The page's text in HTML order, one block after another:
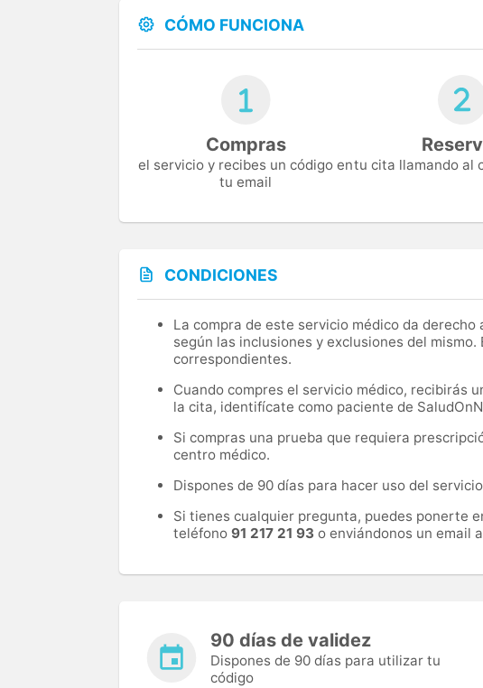
CÓMO FUNCIONA
Compras
el servicio y recibes un código en
tu email
tu cita llamando al
CONDICIONES
La compra de este servicio médico da
según las inclusiones y exclusiones del
correspondientes.
Cuando compres el servicio médico, recibirás
la cita, identifícate como paciente de
Si compras una prueba que requiera
centro médico.
Dispones de 90 días para hacer uso del
Si tienes cualquier pregunta, puedes ponerte
teléfono 91 217 21 93 o enviándonos un email a
90 días de validez
Dispones de 90 días para utilizar tu
código